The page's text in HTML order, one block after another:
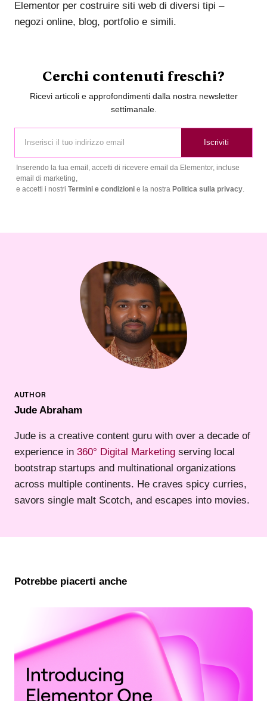
Elementor per costruire siti web di diversi tipi –
negozi online, blog, portfolio e simili.
Cerchi contenuti freschi?
Ricevi articoli e approfondimenti dalla nostra newsletter
settimanale.
Iscriviti
Inserendo la tua email, accetti di ricevere email da Elementor, incluse
email di marketing,
e accetti i nostri Termini e condizioni e la nostra Politica sulla privacy.
Jude Abraham
Jude is a creative content guru with over a decade of
experience in 360° Digital Marketing serving local
bootstrap startups and multinational organizations
across multiple continents. He craves spicy curries,
savors single malt Scotch, and escapes into movies.
Potrebbe piacerti anche